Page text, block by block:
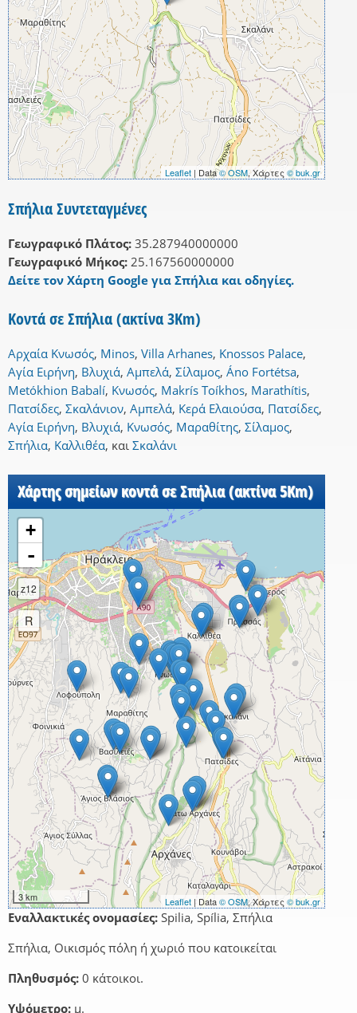
Leaflet | Data© OSM, Χάρτες© buk.gr
Σπήλια Συντεταγμένες
Γεωγραφικό Πλάτος: 35.287940000000
Γεωγραφικό Μήκος: 25.167560000000
Δείτε τον Χάρτη Google για Σπήλια και οδηγίες.
Κοντά σε Σπήλια (ακτίνα 3Km)
Αρχαία Κνωσός, Minos, Villa Arhanes, Knossos Palace,
Αγία Ειρήνη, Βλυχιά, Αμπελά, Σίλαμος, Áno Fortétsa,
Metókhion Babalí, Κνωσός, Makrís Toíkhos, Marathítis,
Πατσίδες, Σκαλάνιον, Αμπελά, Κερά Ελαιούσα, Πατσίδες,
Αγία Ειρήνη, Βλυχιά, Κνωσός, Μαραθίτης, Σίλαμος,
Σπήλια, Καλλιθέα, και Σκαλάνι
Χάρτης σημείων κοντά σε Σπήλια (ακτίνα 5Km)
+
-
z12
R
3 km Leaflet | Data© OSM, Χάρτες © buk.gr
Εναλλακτικές ονομασίες: Spilia, Spília, Σπήλια
Σπήλια, Οικισμός πόλη ή χωριό που κατοικείται
Πληθυσμός: 0 κάτοικοι.
Υψόμετρο: μ.